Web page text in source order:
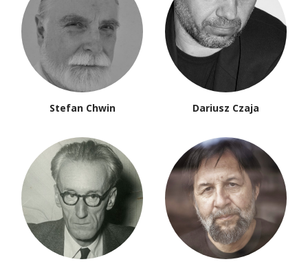
Stefan Chwin Dariusz Czaja